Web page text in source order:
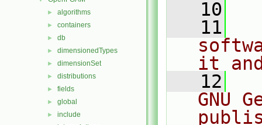
► algorithms
► containers
► db
► dimensionedTypes
► dimensionSet
► distributions
► fields
► global
► include
   10
   11
it
   12
GNU